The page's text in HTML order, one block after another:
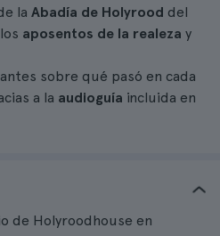
la Abadía de Holyrood del
aposentos de la realeza y
sobre qué pasó en cada
a la audioguía incluida en
de Holyroodhouse en